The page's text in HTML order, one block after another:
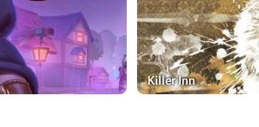
Killer Inn